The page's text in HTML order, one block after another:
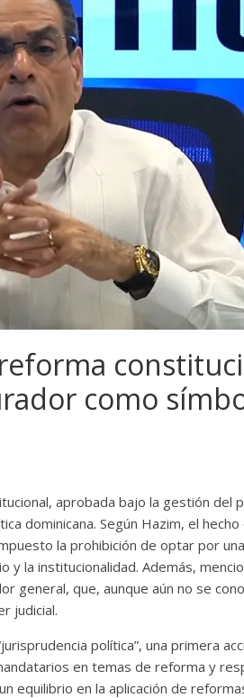
como
aprobada bajo la gestión del
dominicana. Según Hazim, el
la prohibición de optar por
la institucionalidad. Además,
general, que, aunque aún no se
judicial.
política”, una primera
en temas de reforma y
equilibrio en la aplicación de